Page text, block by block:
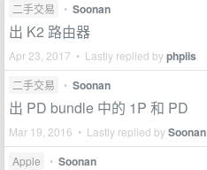
二手交易 • Soonan
出 K2 路由器
Apr 23, 2017 • Lastly replied byphpiis
二手交易 • Soonan
出 PD bundle 中的 1P 和 PD
Mar 19, 2016 • Lastly replied bySoonan
Apple • Soonan